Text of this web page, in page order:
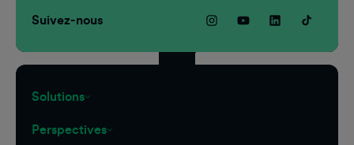
Suivez-nous
Solutions
Perspectives